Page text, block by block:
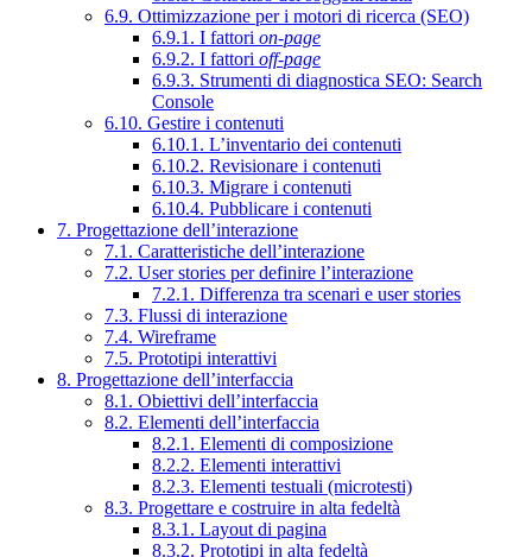
6.9. Ottimizzazione per i motori di ricerca (SEO)
6.9.1. I fattori on-page
6.9.2. I fattori off-page
6.9.3. Strumenti di diagnostica SEO: Search
Console
6.10. Gestire i contenuti
6.10.1. L’inventario dei contenuti
6.10.2. Revisionare i contenuti
6.10.3. Migrare i contenuti
6.10.4. Pubblicare i contenuti
7. Progettazione dell’interazione
7.1. Caratteristiche dell’interazione
7.2. User stories per definire l’interazione
7.2.1. Differenza tra scenari e user stories
7.3. Flussi di interazione
7.4. Wireframe
7.5. Prototipi interattivi
8. Progettazione dell’interfaccia
8.1. Obiettivi dell’interfaccia
8.2. Elementi dell’interfaccia
8.2.1. Elementi di composizione
8.2.2. Elementi interattivi
8.2.3. Elementi testuali (microtesti)
8.3. Progettare e costruire in alta fedeltà
8.3.1. Layout di pagina
8.3.2. Prototipi in alta fedeltà